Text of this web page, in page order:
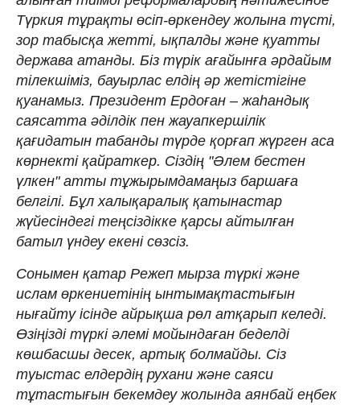
Түркия тұрақты өсіп-өркендеу жолына түсті,
зор табысқа жетті, ықпалды және қуатты
держава атанды. Біз түрік ағайынға әрдайым
тілекшіміз, бауырлас елдің әр жетістігіне
қуанамыз. Президент Ердоған – жаһандық
саясатта әділдік пен жауапкершілік
қағидатын табанды түрде қорғап жүрген аса
көрнекті қайраткер. Сіздің "Әлем бестен
үлкен" атты тұжырымдамаңыз баршаға
белгілі. Бұл халықаралық қатынастар
жүйесіндегі теңсіздікке қарсы айтылған
батыл үндеу екені сөзсіз.
Сонымен қатар Режеп мырза түркі және
ислам өркениетінің ынтымақтастығын
нығайту ісінде айрықша рөл атқарып келеді.
Өзіңізді түркі әлемі мойындаған беделді
көшбасшы десек, артық болмайды. Сіз
туыстас елдердің рухани және саяси
тұтастығын бекемдеу жолында аянбай еңбек